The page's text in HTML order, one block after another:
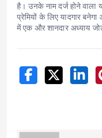
है। उनके नाम दर्ज होने वाला
प्रेमियों के लिए यादगार
में एक और शानदार अध्याय